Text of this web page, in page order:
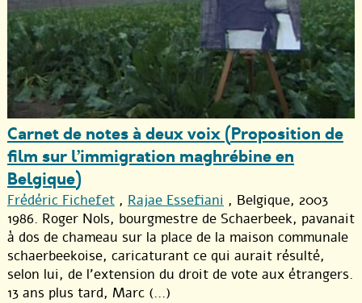
Carnet de notes à deux voix (Proposition de
film sur l’immigration maghrébine en
Belgique)
Frédéric Fichefet , Rajae Essefiani , Belgique, 2003
1986. Roger Nols, bourgmestre de Schaerbeek, pavanait
à dos de chameau sur la place de la maison communale
schaerbeekoise, caricaturant ce qui aurait résulté,
selon lui, de l’extension du droit de vote aux étrangers.
13 ans plus tard, Marc (...)